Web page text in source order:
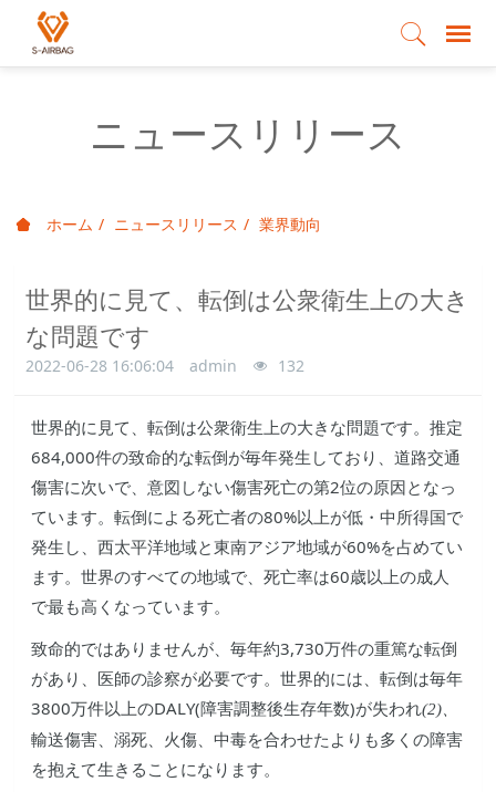
ニュースリリース
ホーム ニュースリリース 業界動向
世界的に見て、転倒は公衆衛生上の大き
な問題です
2022-06-28 16:06:04 admin 132
世界的に見て、転倒は公衆衛生上の大きな問題です。推定
684,000件の致命的な転倒が毎年発生しており、道路交通
傷害に次いで、意図しない傷害死亡の第2位の原因となっ
ています。転倒による死亡者の80%以上が低 ・中所得国で
発生し、西太平洋地域と東南アジア地域が60%を占めてい
ます。世界のすべての地域で、死亡率は60歳以上の成人
で最も高くなっています。
致命的ではありませんが、毎年約3,730万件の重篤な転倒
があり、医師の診察が必要です。世界的には、転倒は毎年
3800万件以上のDALY(障害調整後生存年数)が失われ(2)
輸送傷害、溺死、火傷、中毒を合わせたよりも多くの障害
を抱えて生きることになります。